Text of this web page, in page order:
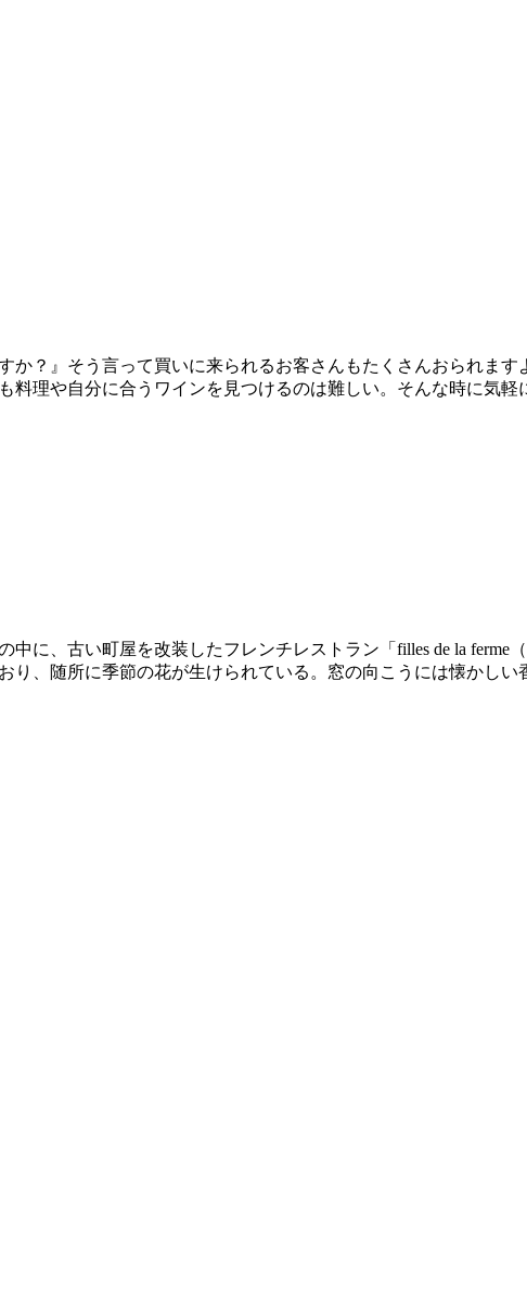
？』そう言って買いに来られるお客さんもたくさんおられます
料理や自分に合うワインを見つけるのは難しい。そんな時に気
に、古い町屋を改装したフレンチレストラン「filles de la ferme
り、随所に季節の花が生けられている。窓の向こうには懐かし